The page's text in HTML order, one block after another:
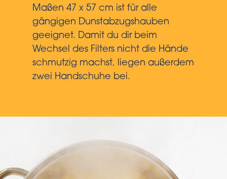
Maßen 47 x 57 cm ist für alle
gängigen Dunstabzugshauben
geeignet. Damit du dir beim
Wechsel des Filters nicht die Hände
schmutzig machst, liegen außerdem
zwei Handschuhe bei.